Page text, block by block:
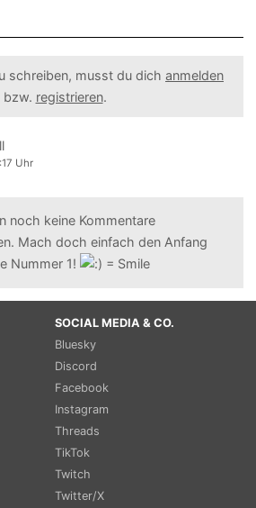
schreiben, musst du dich anmelden
bzw. registrieren.
Uhr
noch keine Kommentare
Mach doch einfach den Anfang
Nummer 1!
SOCIAL MEDIA & CO.
Bluesky
Discord
Facebook
Instagram
Threads
TikTok
Twitch
Twitter/X